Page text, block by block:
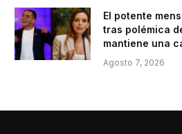
El potente
tras polémica
mantiene una
Agosto 7, 2026